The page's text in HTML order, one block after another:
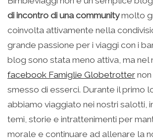
di incontro di una communitymolto
coinvolta attivamente nella
grande passione per i viaggi con i
blog sono stata meno attiva, ma nel
facebook Famiglie Globetrotter
smesso di esserci. Durante il primo
abbiamo viaggiato nei nostri salotti,
temi, storie e intrattenimenti per
morale e continuare ad allenare la